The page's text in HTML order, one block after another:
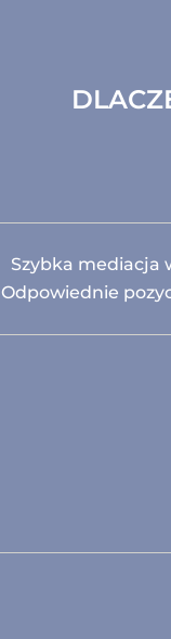
Szybka mediacja
Odpowiednie